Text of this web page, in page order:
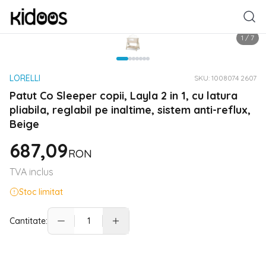
1 / 7
LORELLI SKU: 1008074 2607
Patut Co Sleeper copii, Layla 2 in 1, cu latura
pliabila, reglabil pe inaltime, sistem anti-reflux,
Beige
687,09RON
TVA inclus
Stoc limitat
Cantitate: